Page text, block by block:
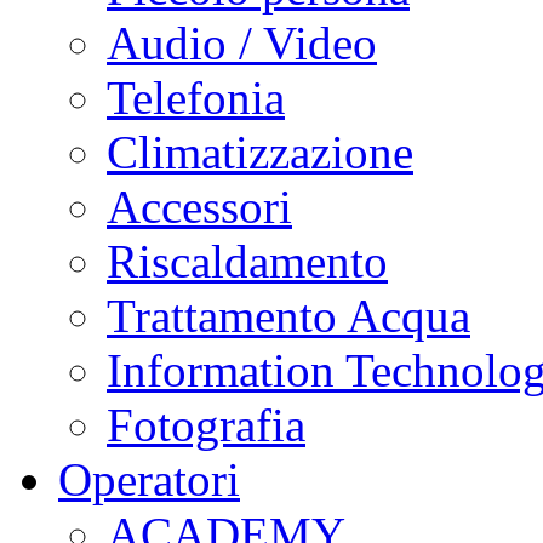
Audio / Video
Telefonia
Climatizzazione
Accessori
Riscaldamento
Trattamento Acqua
Information
Fotografia
Operatori